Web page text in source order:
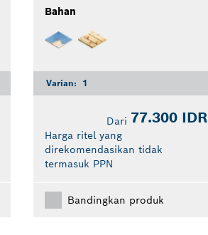
Bahan
Varian: 1
Dari 77.300 IDR
Harga ritel yang
direkomendasikan tidak
termasuk PPN
Bandingkan produk